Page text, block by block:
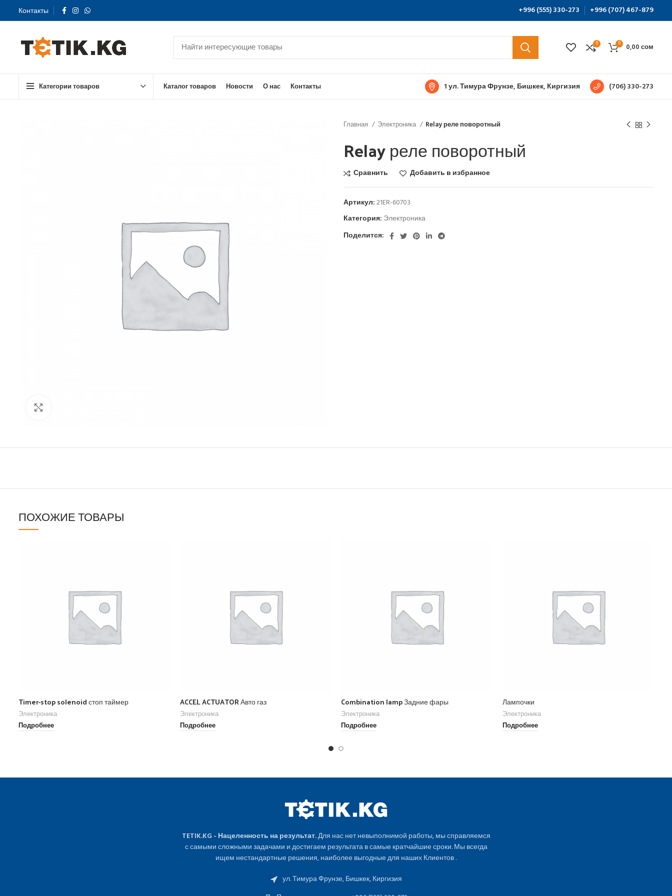
Контакты +996 (555) 330-273 +996 (707) 467-879
0 0 0,00сом
Категории товаров Каталог товаров Новости О нас Контакты 1 ул. Тимура Фрунзе, Бишкек, Киргизия (706) 330-273
Главная Электроника Relay реле поворотный
Relay реле поворотный
Сравнить Добавить в избранное
Артикул:21ER-60703
Категория: Электроника
Поделится:
ПОХОЖИЕ ТОВАРЫ
Timer-stop solenoid стоп таймер
Электроника
Подробнее
ACCEL ACTUATOR Авто газ
Электроника
Подробнее
Combination lamp Задние фары
Электроника
Подробнее
Лампочки
Электроника
Подробнее
TETIK.KG - Нацеленность на результат.Для нас нет невыполнимой работы, мы справляемся
с самыми сложными задачами и достигаем результата в самые кратчайшие сроки. Мы всегда
ищем нестандартные решения, наиболее выгодные для наших Клиентов .
ул. Тимура Фрунзе, Бишкек, Киргизия